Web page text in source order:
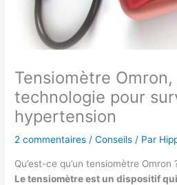
Tensiomètre
technologie pour
hypertension
2 commentaires /Conseils / Par
Qu’est-ce qu’un tensiomètre Omron
Le tensiomètre est un dispositif